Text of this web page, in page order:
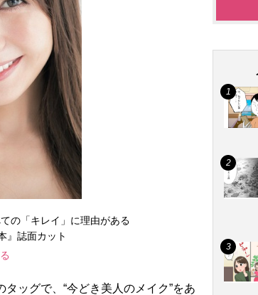
の「キレイ」に理由がある
』誌面カット
ッグで、“今どき美人のメイク”をあ